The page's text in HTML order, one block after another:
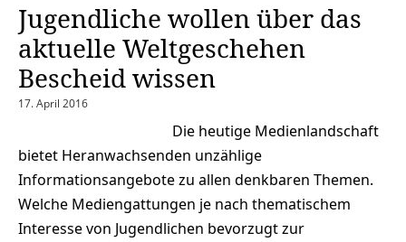
Jugendliche wollen über das
aktuelle Weltgeschehen
Bescheid wissen
17. April 2016
Die heutige Medienlandschaft
bietet Heranwachsenden unzählige
Informationsangebote zu allen denkbaren Themen.
Welche Mediengattungen je nach thematischem
Interesse von Jugendlichen bevorzugt zur